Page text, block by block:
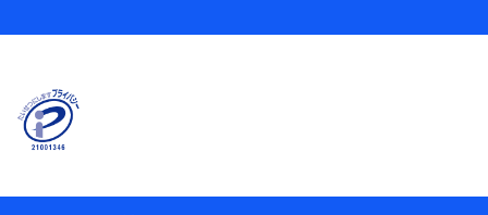
当社または株式会社NTTドコモ・フィナンシャルグループが
契約者と被保険者の関係、保険加入の目的、保険商品の内
容、保険料、保険料のお支払方法、車のメーカーや走行距離
などの情報、建物の構造や築年数などの情報、ペットの種類